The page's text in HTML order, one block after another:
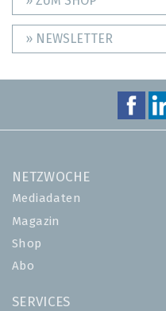
» NEWSLETTER
NETZWOCHE
Mediadaten
Magazin
Shop
Abo
SERVICES